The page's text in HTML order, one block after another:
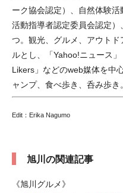
ーク協会認定）、自然体験
活動指導者認定委員会認定
つ。観光、グルメ、アウト
ルとし、「Yahoo!ニュース
Likers」などのweb媒体を中
ャンプ、食べ歩き、呑み歩き。
Edit：Erika Nagumo
旭川の関連記事
《旭川グルメ》